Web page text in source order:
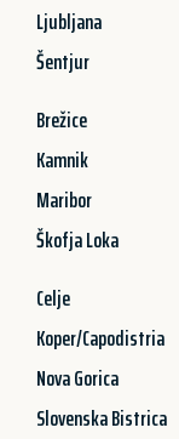
Ljubljana
Šentjur
Brežice
Kamnik
Maribor
Škofja Loka
Celje
Koper/Capodistria
Nova Gorica
Slovenska Bistrica